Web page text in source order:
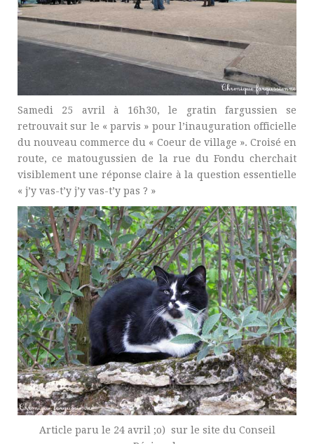
Samedi 25 avril à 16h30, le gratin fargussien se
retrouvait sur le « parvis » pour l’inauguration officielle
du nouveau commerce du « Coeur de village ». Croisé en
route, ce matougussien de la rue du Fondu cherchait
visiblement une réponse claire à la question essentielle
« j’y vas-t’y j’y vas-t’y pas ? »
Article paru le 24 avril ;o) sur le site du Conseil